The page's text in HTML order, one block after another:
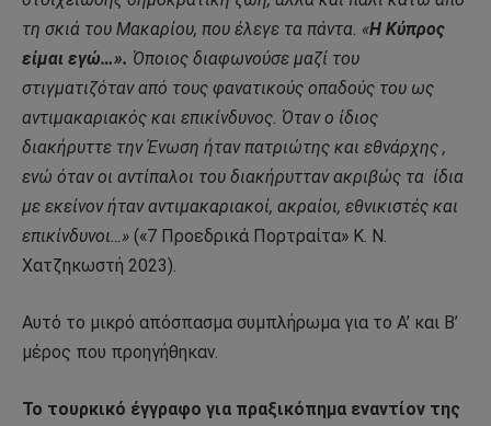
τη σκιά του Μακαρίου, που έλεγε τα πάντα. «Η Κύπρος
είμαι εγώ…». Όποιος διαφωνούσε μαζί του
στιγματιζόταν από τους φανατικούς οπαδούς του ως
αντιμακαριακός και επικίνδυνος. Όταν ο ίδιος
διακήρυττε την Ένωση ήταν πατριώτης και εθνάρχης ,
ενώ όταν οι αντίπαλοι του διακήρυτταν ακριβώς τα ίδια
με εκείνον ήταν αντιμακαριακοί, ακραίοι, εθνικιστές και
επικίνδυνοι…» («7 Προεδρικά Πορτραίτα» Κ. Ν.
Χατζηκωστή 2023).
Αυτό το μικρό απόσπασμα συμπλήρωμα για το Α’ και Β’
μέρος που προηγήθηκαν.
Το τουρκικό έγγραφο για πραξικόπημα εναντίον της